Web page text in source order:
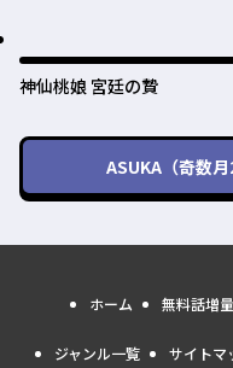
神仙桃娘 宮廷の贄
ASUKA（奇数月
ホーム 無料話増量
ジャンル一覧 サイトマ